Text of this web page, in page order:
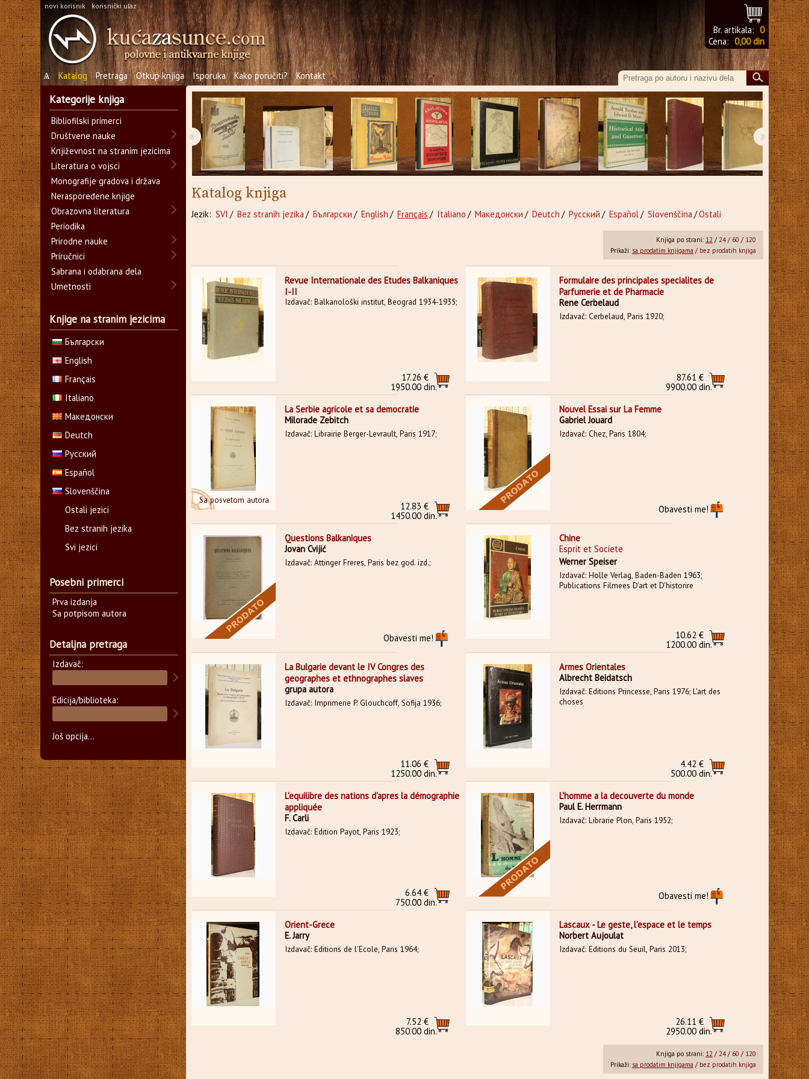
novi korisnik korisnički ulaz
Br. artikala: 0
Cena: 0,00 din
Ѧ Katalog Pretraga Otkup knjiga Isporuka Kako poručiti? Kontakt
‹ ›
Katalog knjiga
Jezik: SVI / Bez stranih jezika / Български / English / Français / Italiano / Македонски / Deutch / Русский / Español/ Slovenščina /Ostali
Knjiga po strani: 12 / 24/ 60 / 120
Prikaži: sa prodatim knjigama / bez prodatih knjiga
Revue Internationale des Etudes Balkaniques
I-II
Izdavač: Balkanološki institut, Beograd 1934-1935;
17.26 €
1950.00 din.
Formulaire des principales specialites de
Parfumerie et de Pharmacie
Rene Cerbelaud
Izdavač: Cerbelaud, Paris 1920;
87.61 €
9900.00 din.
La Serbie agricole et sa democratie
Milorade Zebitch
Sa posvetom autora
Izdavač: Librairie Berger-Levrault, Paris 1917;
12.83 €
1450.00 din.
Nouvel Essai sur La Femme
Gabriel Jouard
Izdavač: Chez, Paris 1804;
Obavesti me!
Questions Balkaniques
Jovan Cvijić
Izdavač: Attinger Freres, Paris bez god. izd.;
Obavesti me!
Chine
Esprit et Societe
Werner Speiser
Izdavač: Holle Verlag, Baden-Baden 1963;
Publications Filmees D'art et D'historire
10.62 €
1200.00 din.
La Bulgarie devant le IV Congres des
geographes et ethnographes slaves
grupa autora
Izdavač: Imprimerie P. Glouchcoff, Sofija 1936;
11.06 €
1250.00 din.
Armes Orientales
Albrecht Beidatsch
Izdavač: Editions Princesse, Paris 1976; L'art des
choses
4.42 €
500.00 din.
L'equilibre des nations d'apres la démographie
appliquée
F. Carli
Izdavač: Edition Payot, Paris 1923;
6.64 €
750.00 din.
L'homme a la decouverte du monde
Paul E. Herrmann
Izdavač: Librarie Plon, Paris 1952;
Obavesti me!
Orient-Grece
E. Jarry
Izdavač: Editions de l'Ecole, Paris 1964;
7.52 €
850.00 din.
Lascaux - Le geste, l'espace et le temps
Norbert Aujoulat
Izdavač: Editions du Seuil, Paris 2013;
26.11 €
2950.00 din.
Knjiga po strani: 12 / 24/ 60 / 120
Prikaži: sa prodatim knjigama / bez prodatih knjiga
Kategorije knjiga
Bibliofilski primerci
Društvene nauke
Književnost na stranim jezicima
Literatura o vojsci
Monografije gradova i država
Neraspoređene knjige
Obrazovna literatura
Periodika
Prirodne nauke
Priručnici
Sabrana i odabrana dela
Umetnosti
Knjige na stranim jezicima
Български
English
Français
Italiano
Македонски
Deutch
Русский
Español
Slovenščina
Ostali jezici
Bez stranih jezika
Svi jezici
Posebni primerci
Prva izdanja
Sa potpisom autora
Detaljna pretraga
Izdavač:
Edicija/biblioteka:
Još opcija...